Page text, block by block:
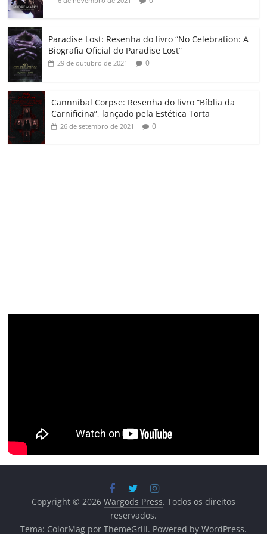
Paradise Lost: Resenha do livro “No Celebration: A
Biografia Oficial do Paradise Lost”
29 de outubro de 2021 0
Cannnibal Corpse: Resenha do livro “Bíblia da
Carnificina”, lançado pela Estética Torta
26 de setembro de 2021 0
Copyright © 2026 Wargods Press. Todos os direitos
reservados.
Tema: ColorMagpor ThemeGrill. Powered by WordPress.